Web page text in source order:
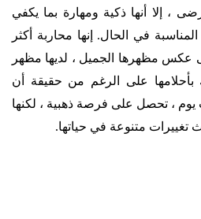
، إلا أنها ذكية ومهارة بما يكفي
في الحال. إنها محاربة أكثر
عكس مظهرها الجميل ، لديها مظهر
تتمسك بأحلامها على الرغم من حقيقة أن
يوم ، تحصل على فرصة ذهبية ، لكنها
تغييرات متنوعة في حياتها.